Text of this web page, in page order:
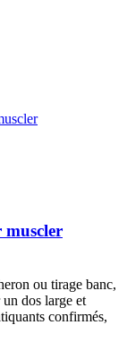
muscler
ou tirage banc,
dos large et
confirmés,